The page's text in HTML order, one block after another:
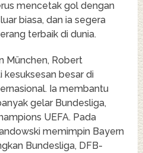
mencetak gol dengan
biasa, dan ia segera
terbaik di dunia.
München, Robert
besar di
Ia membantu
gelar Bundesliga,
UEFA. Pada
memimpin Bayern
Bundesliga, DFB-